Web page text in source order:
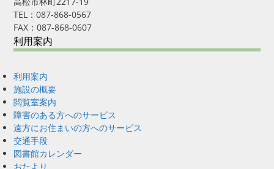
TEL：087-868-0567
FAX：087-868-0607
利用案内
利用案内
施設の概要
閲覧室案内
障害のある方へのサービス
遠方にお住まいの方へのサービス
交通手段
図書館カレンダー
おたより